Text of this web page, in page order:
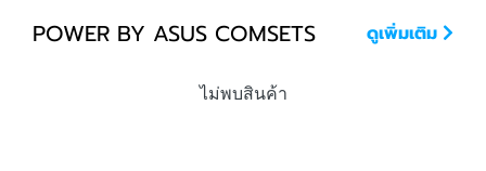
POWER BY ASUS COMSETS ดูเพิ่มเติม
ไม่พบสินค้า